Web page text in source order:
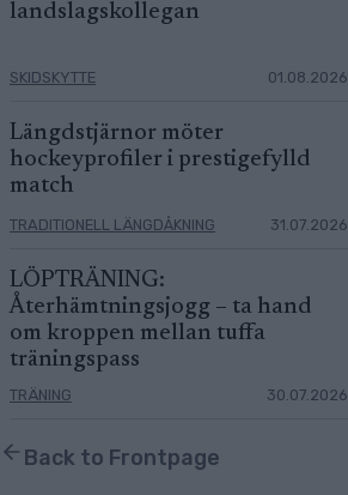
landslagskollegan
SKIDSKYTTE 01.08.2026
Längdstjärnor möter
hockeyprofiler i prestigefylld
match
TRADITIONELL LÄNGDÅKNING 31.07.2026
LÖPTRÄNING:
Återhämtningsjogg – ta hand
om kroppen mellan tuffa
träningspass
TRÄNING 30.07.2026
Back to Frontpage